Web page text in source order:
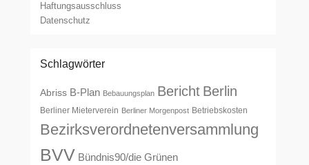
Haftungsausschluss
Datenschutz
Schlagwörter
Abriss B-Plan Bebauungsplan Bericht Berlin
Berliner Mieterverein Berliner Morgenpost Betriebskosten
Bezirksverordnetenversammlung
BVV Bündnis90/die Grünen